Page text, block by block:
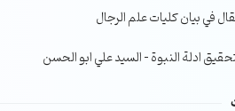
في بيان كليات علم الرجال
ادلة النبوة – السيد علي ابو الحسن